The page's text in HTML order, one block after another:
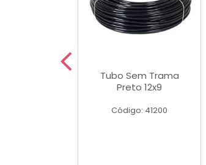
Tubo Sem Trama
Preto 12x9
Código: 41200